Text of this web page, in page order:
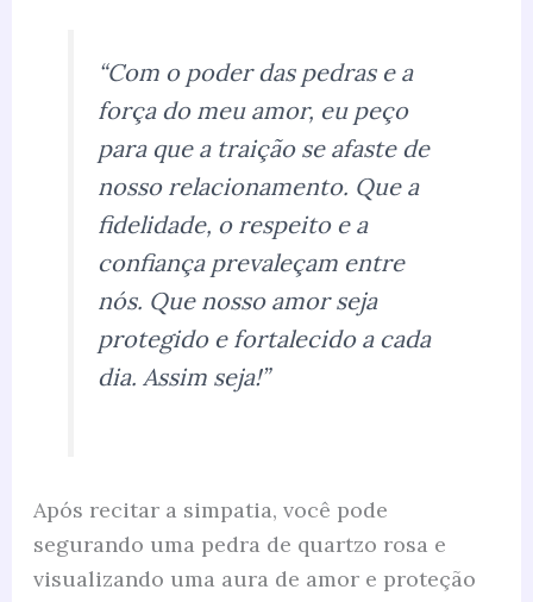
“Com o poder das pedras e a
força do meu amor, eu peço
para que a traição se afaste de
nosso relacionamento. Que a
fidelidade, o respeito e a
confiança prevaleçam entre
nós. Que nosso amor seja
protegido e fortalecido a cada
dia. Assim seja!”
Após recitar a simpatia, você pode
segurando uma pedra de quartzo rosa e
visualizando uma aura de amor e proteção